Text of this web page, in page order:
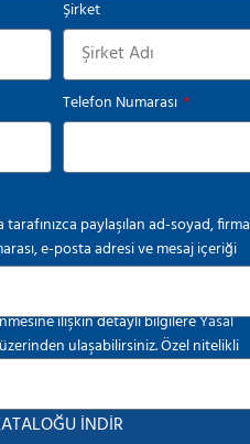
Şirket
Telefon Numarası
tarafınızca paylaşılan ad-soyad, firma
e-posta adresi ve mesaj içeriği
mevzuat kapsamında ve yalnızca
yürütülmesi amacıyla işlenmektedir.
ilişkin detaylı bilgilereYasal
üzerinden ulaşabilirsiniz. Özel nitelikli
paylaşılmamasını rica ederiz.
İNDİR